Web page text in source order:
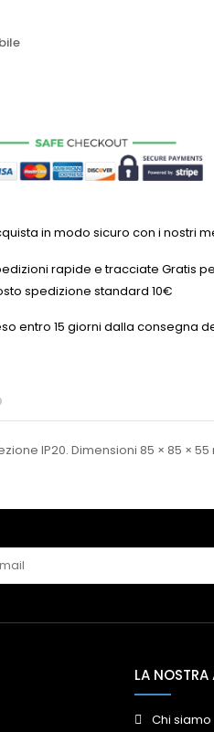
in modo sicuro con i nostri
rapide e tracciate Gratis
spedizione standard 10€
entro 15 giorni dalla consegna
IP20. Dimensioni 85 × 85 ×
LA NOSTRA
Chi siamo